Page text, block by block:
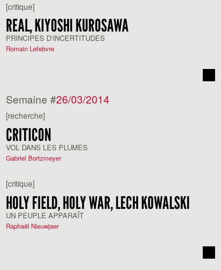
[critique]
REAL, KIYOSHI KUROSAWA
PRINCIPES D'INCERTITUDES
Romain Lefebvre
Semaine #26/03/2014
[recherche]
CRITICON
VOL DANS LES PLUMES
Gabriel Bortzmeyer
[critique]
HOLY FIELD, HOLY WAR, LECH KOWALSKI
UN PEUPLE APPARAÎT
Raphaël Nieuwjaer